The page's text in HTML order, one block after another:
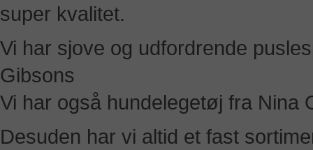
super kvalitet.
Vi har sjove og udfordrende
Gibsons
Vi har også hundelegetøj fra Nina
Desuden har vi altid et fast